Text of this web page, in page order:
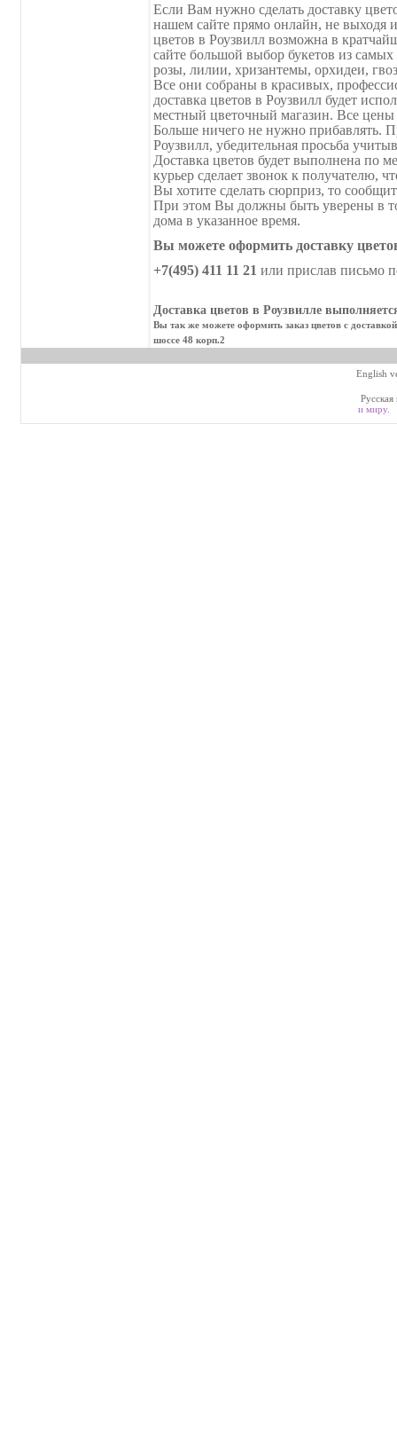
Если Вам нужно сделать доставку
нашем сайте прямо онлайн, не выходя
цветов в Роузвилл возможна в
сайте большой выбор букетов из
розы, лилии, хризантемы, орхидеи,
Все они собраны в красивых,
доставка цветов в Роузвилл будет
местный цветочный магазин. Все цены
Больше ничего не нужно прибавлять.
Роузвилл, убедительная просьба
Доставка цветов будет выполнена по
курьер сделает звонок к получателю,
Вы хотите сделать сюрприз, то
При этом Вы должны быть уверены в
дома в указанное время.
Вы можете оформить доставку
+7(495) 411 11 21 или прислав письмо
Доставка цветов в Роузвилле
Вы так же можете оформить заказ цветов с
шоссе 48 корп.2
English
и миру.